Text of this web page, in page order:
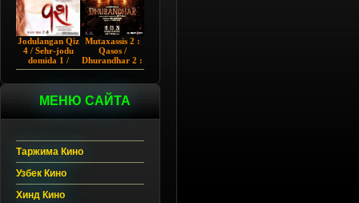
Jodulangan Qiz
4 / Sehr-jodu
domida 1 /
Egallangan 1 /
Hind kino
Uzbek tilida
Mutaxassis 2 :
Qasos /
Dhurandhar 2 :
Intiqom 2026
МЕНЮ САЙТА
Таржима Кино
Узбек Кино
Хинд Кино